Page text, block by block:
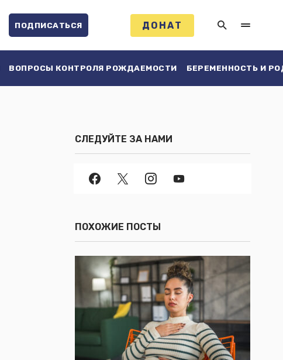
ПОДПИСАТЬСЯ ДОНАТ
ВОПРОСЫ КОНТРОЛЯ РОЖДАЕМОСТИ БЕРЕМЕННОСТЬ И
СЛЕДУЙТЕ ЗА НАМИ
ПОХОЖИЕ ПОСТЫ